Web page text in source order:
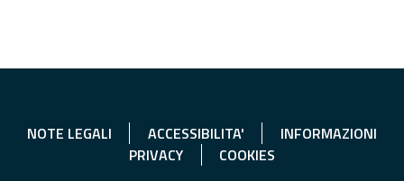
NOTE LEGALI ACCESSIBILITA'
INFORMAZIONI
PRIVACY
COOKIES